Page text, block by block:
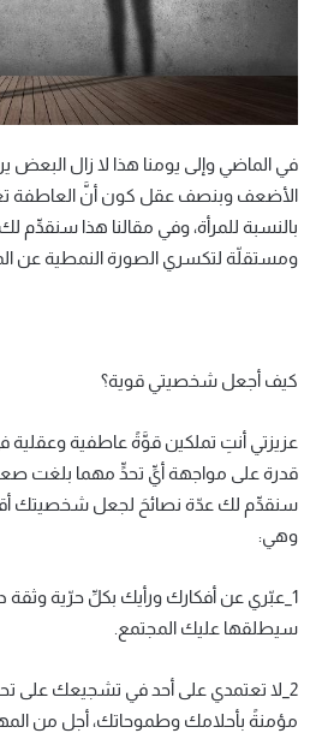
في الماضي وإلى يومنا هذا لا زال البعض
الأضعف وبنصف عقل كون أنَّ العاطفة
بالنسبة للمرأة، وفي مقالنا هذا سنقدِّم
ومستقلّة لتكسري الصورة النمطية عن
كيف أجعل شخصيتي قوية؟
عزيزتي أنتِ تملكين قوَّةً عاطفية وعقلية
قدرة على مواجهة أيِّ تحدٍّ مهما بلغت
سنقدِّم لك عدّة نصائحَ لجعل شخصيتك
وهي:
1_عبّري عن أفكارك ورأيك بكلِّ حرّية
سيطلقها عليك المجتمع.
2_لا تعتمدي على أحد في تشجيعك على
مؤمنةً بأحلامك وطموحاتك، أجل من